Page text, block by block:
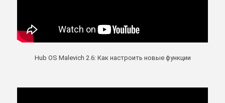
Hub OS Malevich 2.6: Как настроить новые функции